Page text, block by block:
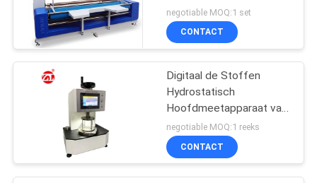
Inspectiemachine van de
Randstof
negotiable MOQ:1 set
CONTACT
Digitaal de Stoffen
Hydrostatisch
Hoofdmeetapparaat van
JIS L1092 met LCD
Touch screen
negotiable MOQ:1 reeks
CONTACT